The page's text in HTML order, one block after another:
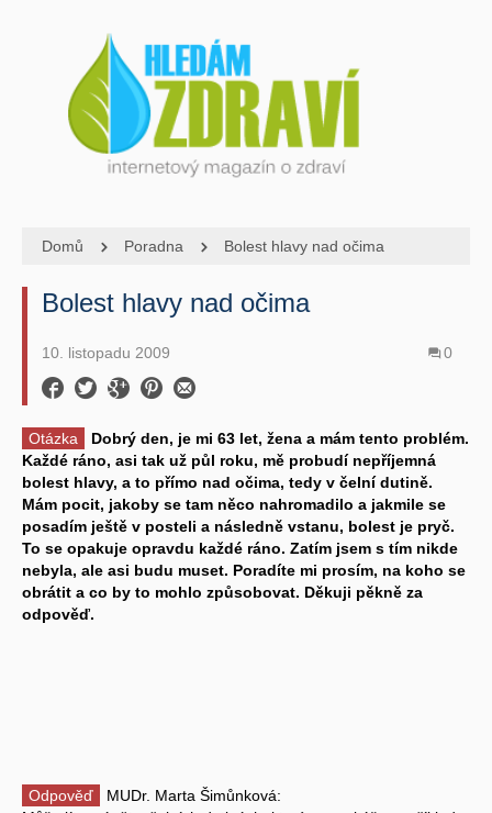
Domů Poradna Bolest hlavy nad očima
Bolest hlavy nad očima
10. listopadu 2009 0
Otázka
Dobrý den, je mi 63 let, žena a mám tento problém.
Každé ráno, asi tak už půl roku, mě probudí nepříjemná
bolest hlavy, a to přímo nad očima, tedy v čelní dutině.
Mám pocit, jakoby se tam něco nahromadilo a jakmile se
posadím ještě v posteli a následně vstanu, bolest je pryč.
To se opakuje opravdu každé ráno. Zatím jsem s tím nikde
nebyla, ale asi budu muset. Poradíte mi prosím, na koho se
obrátit a co by to mohlo způsobovat. Děkuji pěkně za
odpověď.
Odpověď
MUDr. Marta Šimůnková: